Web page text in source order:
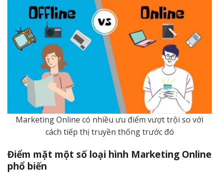
Marketing Online có nhiều ưu điểm vượt trội so với
cách tiếp thị truyền thống trước đó
Điểm mặt một số loại hình Marketing Online
phổ biến